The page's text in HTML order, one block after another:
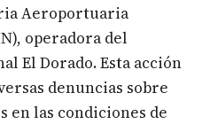
Aeroportuaria
operadora del
El Dorado. Esta acción
denuncias sobre
las condiciones de